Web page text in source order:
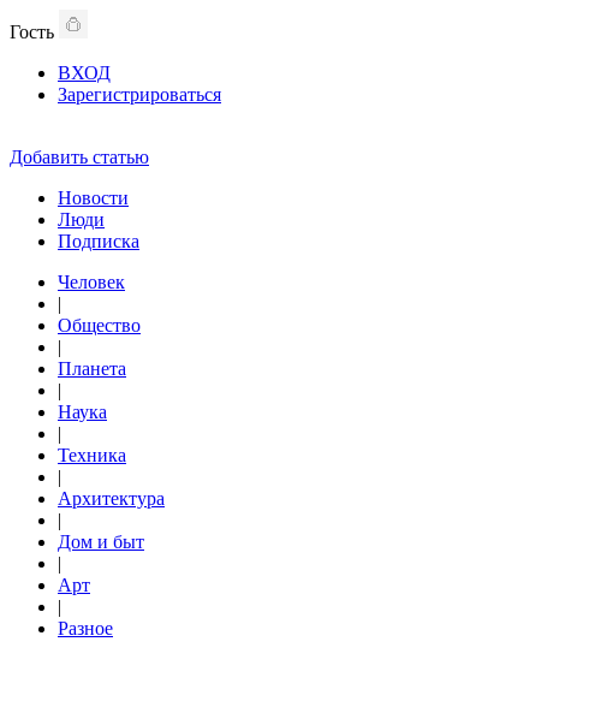
Гость
ВХОД
Зарегистрироваться
Добавить статью
Новости
Люди
Подписка
Человек
|
Общество
|
Планета
|
Наука
|
Техника
|
Архитектура
|
Дом и быт
|
Арт
|
Разное